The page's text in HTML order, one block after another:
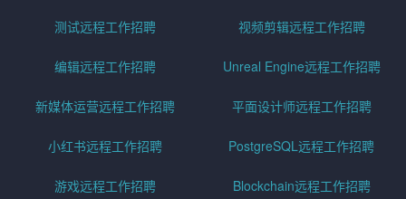
测试远程工作招聘 视频剪辑远程工作招聘
编辑远程工作招聘 Unreal Engine远程工作招聘
新媒体运营远程工作招聘 平面设计师远程工作招聘
小红书远程工作招聘 PostgreSQL远程工作招聘
游戏远程工作招聘 Blockchain远程工作招聘